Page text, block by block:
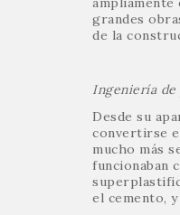
grandes
de la
Ingeniería de
Desde su
convertirse
mucho más
funcionaban
el cemento,